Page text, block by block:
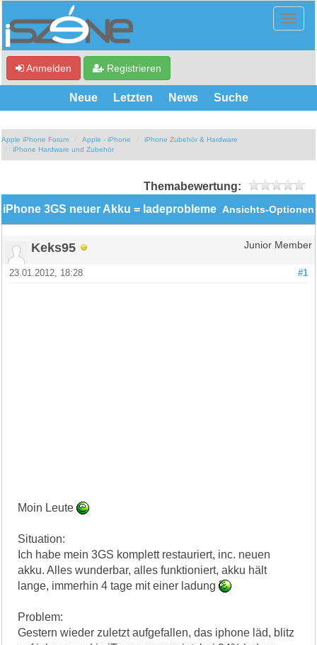
Anmelden Registrieren
Neue Letzten News Suche
Apple iPhone Forum Apple - iPhone
iPhone Zubehör & Hardware
iPhone Hardware und Zubehör
Themabewertung:
Ansichts-Optionen
iPhone 3GS neuer Akku = ladeprobleme
Keks95 Junior Member
#1
23.01.2012, 18:28
Moin Leute
Situation:
Ich habe mein 3GS komplett restauriert, inc. neuen
akku. Alles wunderbar, alles funktioniert, akku hält
lange, immerhin 4 tage mit einer ladung
Problem:
Gestern wieder zuletzt aufgefallen, das iphone läd, blitz